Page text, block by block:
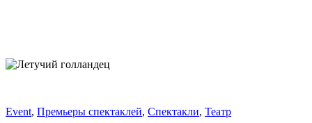
Event, Премьеры спектаклей, Спектакли, Театр